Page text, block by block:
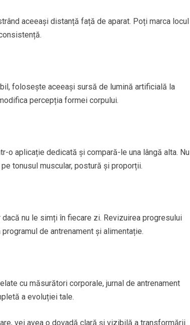
aceeași distanță față de aparat. Poți marca locul
folosește aceeași sursă de lumină artificială la
percepția formei corpului.
aplicație dedicată și compară-le una lângă alta. Nu
tonusul muscular, postură și proporții.
nu le simți în fiecare zi. Revizuirea progresului
de antrenament și alimentație.
cu măsurători corporale, jurnal de antrenament
a evoluției tale.
vei avea o dovadă clară și vizibilă a transformării